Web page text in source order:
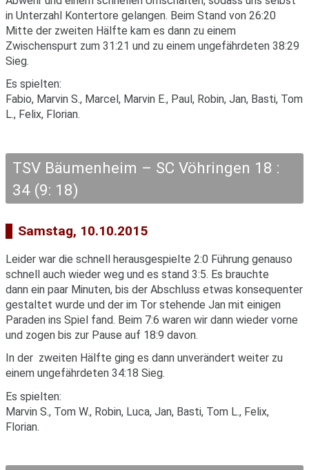
in Unterzahl Kontertore gelangen. Beim Stand von 26:20
Mitte der zweiten Hälfte kam es dann zu einem
Zwischenspurt zum 31:21 und zu einem ungefährdeten 38:29
Sieg.
Es spielten:
Fabio, Marvin S., Marcel, Marvin E., Paul, Robin, Jan, Basti, Tom
L., Felix, Florian.
TSV Bäumenheim – SC Vöhringen 18 :
34 (9: 18)
Samstag, 10.10.2015
Leider war die schnell herausgespielte 2:0 Führung genauso
schnell auch wieder weg und es stand 3:5. Es brauchte
dann ein paar Minuten, bis der Abschluss etwas konsequenter
gestaltet wurde und der im Tor stehende Jan mit einigen
Paraden ins Spiel fand. Beim 7:6 waren wir dann wieder vorne
und zogen bis zur Pause auf 18:9 davon.
In der zweiten Hälfte ging es dann unverändert weiter zu
einem ungefährdeten 34:18 Sieg.
Es spielten:
Marvin S., Tom W., Robin, Luca, Jan, Basti, Tom L., Felix,
Florian.